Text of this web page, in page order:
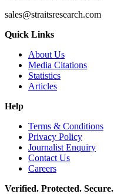
sales@straitsresearch.com
Quick Links
About Us
Media Citations
Statistics
Articles
Help
Terms & Conditions
Privacy Policy
Journalist Enquiry
Contact Us
Careers
Verified. Protected. Secure.